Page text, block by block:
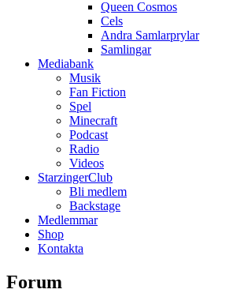
Queen Cosmos
Cels
Andra Samlarprylar
Samlingar
Mediabank
Musik
Fan Fiction
Spel
Minecraft
Podcast
Radio
Videos
StarzingerClub
Bli medlem
Backstage
Medlemmar
Shop
Kontakta
Forum